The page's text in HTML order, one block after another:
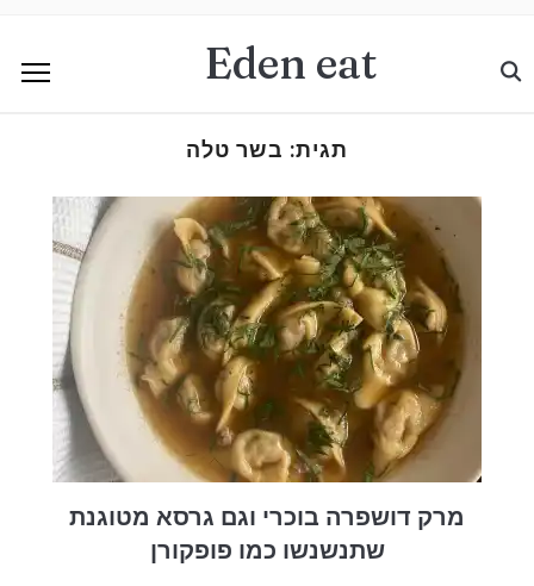
Eden eat
תגית: בשר טלה
מרק דושפרה בוכרי וגם גרסא מטוגנת
שתנשנשו כמו פופקורן